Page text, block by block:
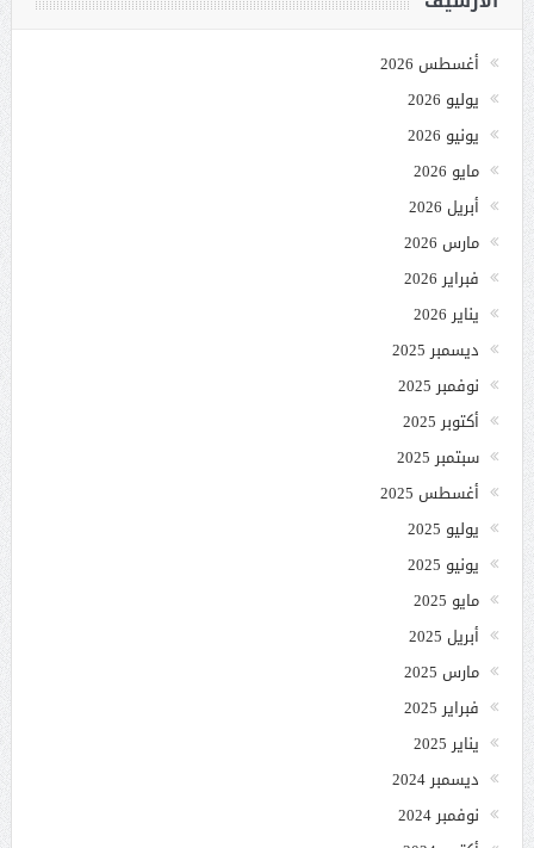
أغسطس 2026
يوليو 2026
يونيو 2026
مايو 2026
أبريل 2026
مارس 2026
فبراير 2026
يناير 2026
ديسمبر 2025
نوفمبر 2025
أكتوبر 2025
سبتمبر 2025
أغسطس 2025
يوليو 2025
يونيو 2025
مايو 2025
أبريل 2025
مارس 2025
فبراير 2025
يناير 2025
ديسمبر 2024
نوفمبر 2024